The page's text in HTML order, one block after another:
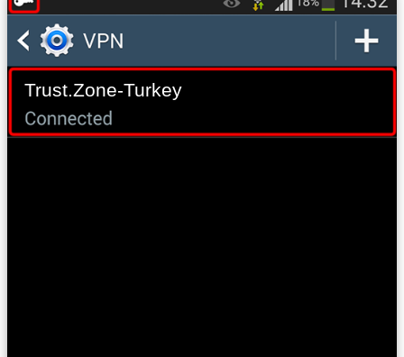
Trust.Zone-Turkey